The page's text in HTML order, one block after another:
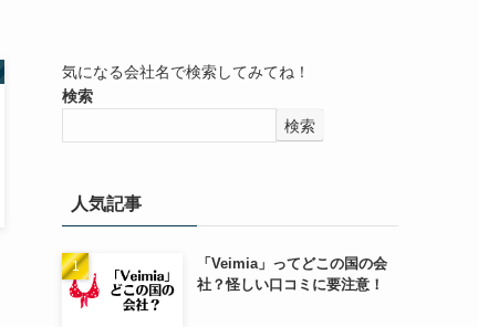
気になる会社名で検索してみてね！
検索
検索
人気記事
「Veimia」ってどこの国の会
社？怪しい口コミに要注意！